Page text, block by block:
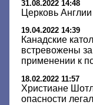
31.08.2022 14:48
Церковь
19.04.2022 14:39
Канадские
встревожены
применении к
18.02.2022 11:57
Христиане
опасности